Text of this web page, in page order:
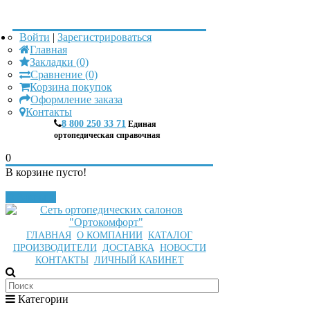
Войти | Зарегистрироваться
Главная
Закладки (0)
Сравнение (0)
Корзина покупок
Оформление заказа
Контакты
8 800 250 33 71 Единая
ортопедическая справочная
0
В корзине пусто!
ГЛАВНАЯ О КОМПАНИИ КАТАЛОГ
ПРОИЗВОДИТЕЛИ ДОСТАВКА НОВОСТИ
КОНТАКТЫ ЛИЧНЫЙ КАБИНЕТ
Категории